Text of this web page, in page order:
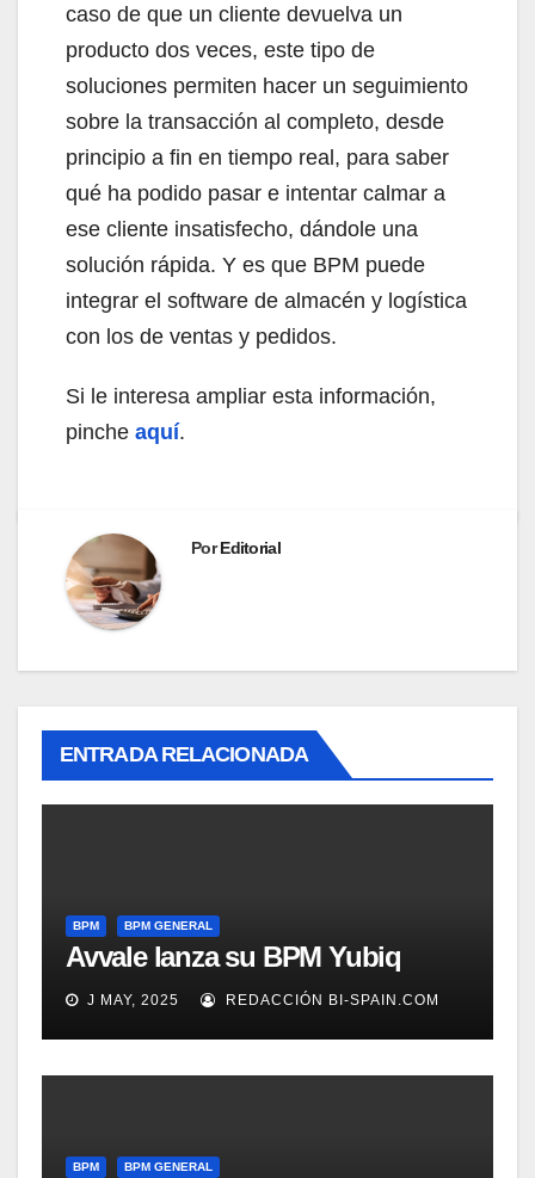
caso de que un cliente devuelva un
producto dos veces, este tipo de
soluciones permiten hacer un seguimiento
sobre la transacción al completo, desde
principio a fin en tiempo real, para saber
qué ha podido pasar e intentar calmar a
ese cliente insatisfecho, dándole una
solución rápida. Y es que BPM puede
integrar el software de almacén y logística
con los de ventas y pedidos.
Si le interesa ampliar esta información,
pinche aquí.
PorEditorial
ENTRADA RELACIONADA
BPM BPM GENERAL
Avvale lanza su BPM Yubiq
J MAY, 2025 REDACCIÓN BI-SPAIN.COM
BPM BPM GENERAL